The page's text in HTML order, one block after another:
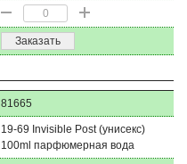
Заказать
81665
19-69 Invisible Post (унисекс)
100ml парфюмерная вода